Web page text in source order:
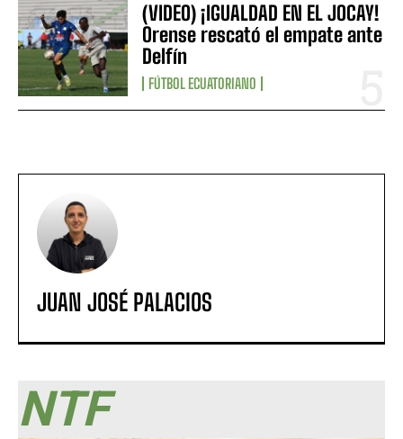
(VIDEO) ¡IGUALDAD EN EL JOCAY!
Orense rescató el empate ante
Delfín
FÚTBOL ECUATORIANO
JUAN JOSÉ PALACIOS
NTF